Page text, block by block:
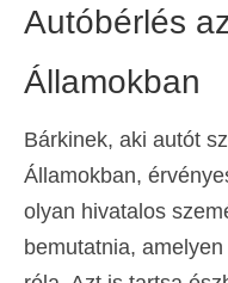
Autóbérlés
Államokban
Bárkinek, aki autót
Államokban,
olyan hivatalos
bemutatnia,